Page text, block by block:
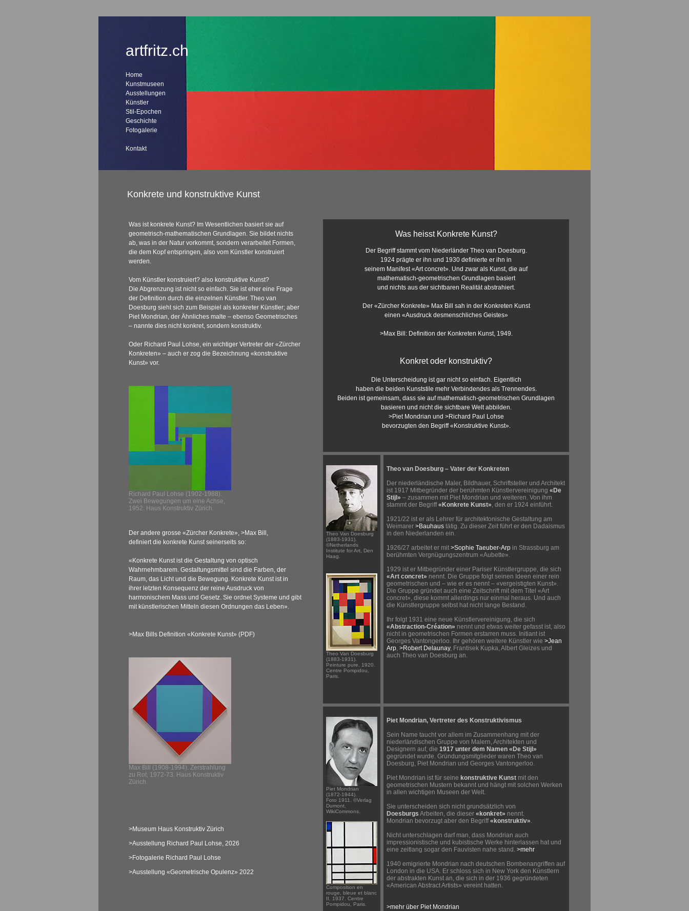
artfritz.ch
Home
Kunstmuseen
Ausstellungen
Künstler
Stil-Epochen
Geschichte
Fotogalerie
Kontakt
Konkrete und konstruktive Kunst
Was ist konkrete Kunst? Im Wesentlichen basiert sie auf
geometrisch-mathematischen Grundlagen. Sie bildet nichts
ab, was in der Natur vorkommt, sondern verarbeitet Formen,
die dem Kopf entspringen, also vom Künstler konstruiert
werden.
Vom Künstler konstruiert? also konstruktive Kunst?
Die Abgrenzung ist nicht so einfach. Sie ist eher eine Frage
der Definition durch die einzelnen Künstler. Theo van
Doesburg sieht sich zum Beispiel als konkreter Künstler; aber
Piet Mondrian, der Ähnliches malte – ebenso Geometrisches
– nannte dies nicht konkret, sondern konstruktiv.
Oder Richard Paul Lohse, ein wichtiger Vertreter der «Zürcher
Konkreten» – auch er zog die Bezeichnung «konstruktive
Kunst» vor.
Richard Paul Lohse (1902-1988).
Zwei Bewegungen um eine Achse,
1952. Haus Konstruktiv Zürich.
Der andere grosse «Zürcher Konkrete», >Max Bill ,
definiert die konkrete Kunst seinerseits so:
«Konkrete Kunst ist die Gestaltung von optisch
Wahrnehmbarem. Gestaltungsmittel sind die Farben, der
Raum, das Licht und die Bewegung. Konkrete Kunst ist in
ihrer letzten Konsequenz der reine Ausdruck von
harmonischem Mass und Gesetz. Sie ordnet Systeme und gibt
mit künstlerischen Mitteln diesen Ordnungen das Leben».
>Max Bills Definition «Konkrete Kunst» (PDF)
Max Bill (1908-1994). Zerstrahlung
zu Rot, 1972-73. Haus Konstruktiv
Zürich.
>Museum Haus Konstruktiv Zürich
>Ausstellung Richard Paul Lohse, 2026
>Fotogalerie Richard Paul Lohse
>Ausstellung «Geometrische Opulenz» 2022
Was heisst Konkrete Kunst?
Der Begriff stammt vom Niederländer Theo van Doesburg.
1924 prägte er ihn und 1930 definierte er ihn in
seinem Manifest «Art concret». Und zwar als Kunst, die auf
mathematisch‑geometrischen Grundlagen basiert
und nichts aus der sichtbaren Realität abstrahiert.
Der «Zürcher Konkrete» Max Bill sah in der Konkreten Kunst
einen «Ausdruck desmenschliches Geistes»
>Max Bill: Definition der Konkreten Kunst, 1949.
Konkret oder konstruktiv?
Die Unterscheidung ist gar nicht so einfach. Eigentlich
haben die beiden Kunststile mehr Verbindendes als Trennendes.
Beiden ist gemeinsam, dass sie auf mathematisch-geometrischen Grundlagen
basieren und nicht die sichtbare Welt abbilden.
>Piet Mondrian und >Richard Paul Lohse
bevorzugten den Begriff «Konstruktive Kunst».
Theo Van Doesburg
(1883-1931).
©Netherlands
Institute for Art, Den
Haag.
Theo Van Doesburg
(1883-1931).
Peinture pure, 1920.
Centre Pompidou,
Paris.
Theo van Doesburg – Vater der Konkreten
Der niederländische Maler, Bildhauer, Schriftsteller und Architekt
ist 1917 Mitbegründer der berühmten Künstlervereinigung «De
Stijl» – zusammen mit Piet Mondrian und weiteren. Von ihm
stammt der Begriff«Konkrete Kunst», den er 1924 einführt.
1921/22 ist er als Lehrer für architektonische Gestaltung am
Weimarer >Bauhaus tätig. Zu dieser Zeit führt er den Dadaismus
in den Niederlanden ein.
1926/27 arbeitet er mit >Sophie Taeuber-Arp in Strassburg am
berühmten Vergnügungszentrum «Aubette».
1929 ist er Mitbegründer einer Pariser Künstlergruppe, die sich
«Art concret» nennt. Die Gruppe folgt seinen Ideen einer rein
geometrischen und – wie er es nennt – «vergeistigten Kunst».
Die Gruppe gründet auch eine Zeitschrift mit dem Titel «Art
concret», diese kommt allerdings nur einmal heraus. Und auch
die Künstlergruppe selbst hat nicht lange Bestand.
Ihr folgt 1931 eine neue Künstlervereinigung, die sich
«Abstraction-Création» nennt und etwas weiter gefasst ist, also
nicht in geometrischen Formen erstarren muss. Initiant ist
Georges Vantongerloo. Ihr gehören weitere Künstler wie >Jean
Arp, >Robert Delaunay, Frantisek Kupka, Albert Gleizes und
auch Theo van Doesburg an.
Piet Mondrian
(1872-1944).
Foto 1911. ©Verlag
Dumont,
WikiCommons.
Composition en
rouge, bleue et blanc
II, 1937. Centre
Pompidou, Paris.
Piet Mondrian, Vertreter des Konstruktivismus
Sein Name taucht vor allem im Zusammenhang mit der
niederländischen Gruppe von Malern, Architekten und
Designern auf, die 1917 unter dem Namen «De Stijl»
gegründet wurde. Gründungsmitglieder waren Theo van
Doesburg, Piet Mondrian und Georges Vantongerloo.
Piet Mondrian ist für seine konstruktive Kunst mit den
geometrischen Mustern bekannt und hängt mit solchen Werken
in allen wichtigen Museen der Welt.
Sie unterscheiden sich nicht grundsätzlich von
Doesburgs Arbeiten, die dieser «konkret» nennt.
Mondrian bevorzugt aber den Begriff«konstruktiv».
Nicht unterschlagen darf man, dass Mondrian auch
impressionistische und kubistische Werke hinterlassen hat und
eine zeitlang sogar den Fauvisten nahe stand. >mehr
1940 emigrierte Mondrian nach deutschen Bombenangriffen auf
London in die USA. Er schloss sich in New York den Künstlern
der abstrakten Kunst an, die sich in der 1936 gegründeten
«American Abstract Artists» vereint hatten.
>mehr über Piet Mondrian